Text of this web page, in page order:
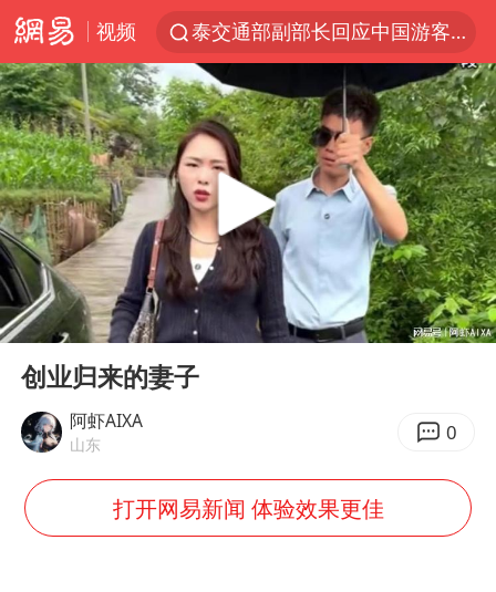
视频
泰交通部副部长回应中国游客遭歧视
美国将对多晶硅衍生品加征15%关税
台风白海豚体型变大近似13个浙江面积
1岁宝宝碰坏纸巾盒 宝妈被索赔924元
泸溪河：桃酥吃出金属牙冠视频不实
Meta被判支付5.67亿美元
台风白海豚逼近 暴雨大暴雨来袭
“空调24小时开着更省电”不实
公司“上四休三”但要降薪1000元
段绚竞因公牺牲 年仅44岁
日本广岛民众举行游行反对政府行径
Play
00:00 07:06
创业归来的妻子
阿虾AIXA
山东 0
打开网易新闻 体验效果更佳